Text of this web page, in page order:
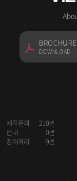
BROCHURE
DOWNLOAD
제작문의
210번
안내
0번
장애처리
9번